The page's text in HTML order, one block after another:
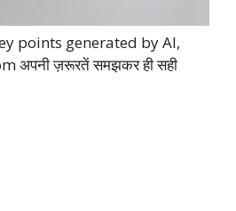
points generated by AI,
अपनी ज़रूरतें समझकर ही सही